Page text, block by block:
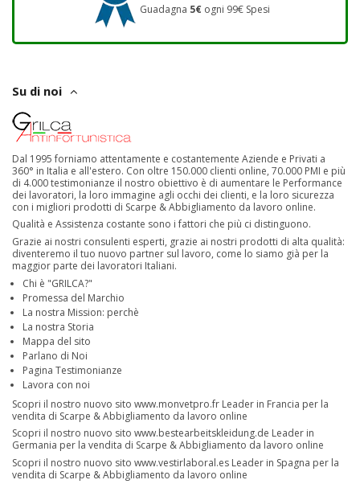
Guadagna 5€ ogni 99€ Spesi
Su di noi
Dal 1995 forniamo attentamente e costantemente Aziende e Privati a
360° in Italia e all'estero. Con oltre 150.000 clienti online, 70.000 PMI e più
di 4.000 testimonianze il nostro obiettivo è di aumentare le Performance
dei lavoratori, la loro immagine agli occhi dei clienti, e la loro sicurezza
con i migliori prodotti di Scarpe & Abbigliamento da lavoro online.
Qualità e Assistenza costante sono i fattori che più ci distinguono.
Grazie ai nostri consulenti esperti, grazie ai nostri prodotti di alta qualità:
diventeremo il tuo nuovo partner sul lavoro, come lo siamo già per la
maggior parte dei lavoratori Italiani.
Chi è "GRILCA?"
Promessa del Marchio
La nostra Mission: perchè
La nostra Storia
Mappa del sito
Parlano di Noi
Pagina Testimonianze
Lavora con noi
Scopri il nostro nuovo sito www.monvetpro.fr Leader in Francia per la
vendita di Scarpe & Abbigliamento da lavoro online
Scopri il nostro nuovo sito www.bestearbeitskleidung.de Leader in
Germania per la vendita di Scarpe & Abbigliamento da lavoro online
Scopri il nostro nuovo sito www.vestirlaboral.es Leader in Spagna per la
vendita di Scarpe & Abbigliamento da lavoro online